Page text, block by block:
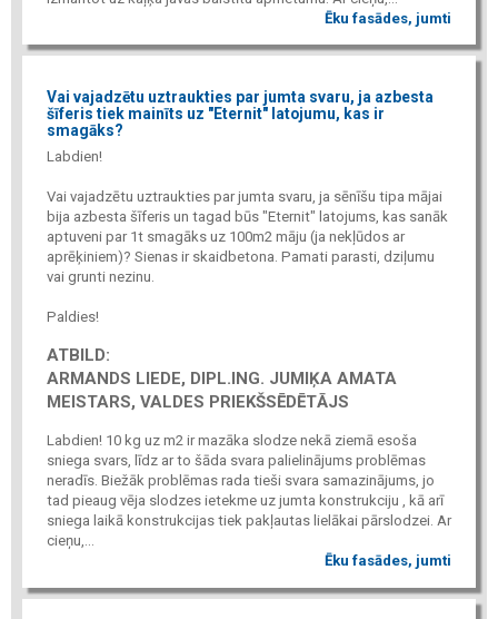
Ēku fasādes, jumti
Vai vajadzētu uztraukties par jumta svaru, ja azbesta
šīferis tiek mainīts uz "Eternit" latojumu, kas ir
smagāks?
Labdien!
Vai vajadzētu uztraukties par jumta svaru, ja sēnīšu tipa mājai
bija azbesta šīferis un tagad būs "Eternit" latojums, kas sanāk
aptuveni par 1t smagāks uz 100m2 māju (ja nekļūdos ar
aprēķiniem)? Sienas ir skaidbetona. Pamati parasti, dziļumu
vai grunti nezinu.
Paldies!
ATBILD:
ARMANDS LIEDE, DIPL.ING. JUMIĶA AMATA
MEISTARS, VALDES PRIEKŠSĒDĒTĀJS
Labdien! 10 kg uz m2 ir mazāka slodze nekā ziemā esoša
sniega svars, līdz ar to šāda svara palielinājums problēmas
neradīs. Biežāk problēmas rada tieši svara samazinājums, jo
tad pieaug vēja slodzes ietekme uz jumta konstrukciju , kā arī
sniega laikā konstrukcijas tiek pakļautas lielākai pārslodzei. Ar
cieņu,...
Ēku fasādes, jumti